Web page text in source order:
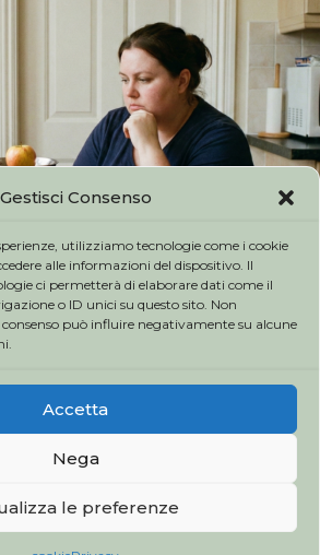
Gestisci Consenso
utilizziamo tecnologie come i cookie
alle informazioni del dispositivo. Il
ci permetterà di elaborare dati come il
o ID unici su questo sito. Non
può influire negativamente su alcune
Accetta
Nega
le preferenze
Cassia. All rights reserved.